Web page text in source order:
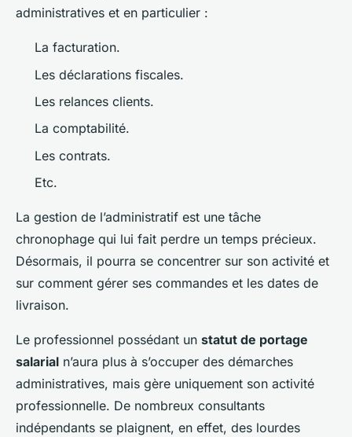
administratives et en particulier :
La facturation.
Les déclarations fiscales.
Les relances clients.
La comptabilité.
Les contrats.
Etc.
La gestion de l’administratif est une tâche
chronophage qui lui fait perdre un temps précieux.
Désormais, il pourra se concentrer sur son activité et
sur comment gérer ses commandes et les dates de
livraison.
Le professionnel possédant un statut de portage
salarial n’aura plus à s’occuper des démarches
administratives, mais gère uniquement son activité
professionnelle. De nombreux consultants
indépendants se plaignent, en effet, des lourdes